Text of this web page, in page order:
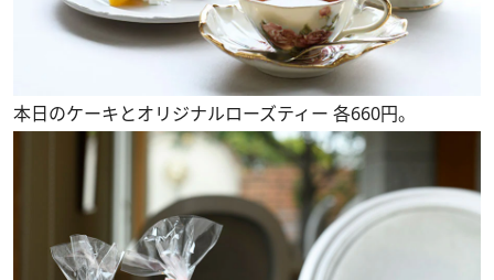
本日のケーキとオリジナルローズティー 各660円。